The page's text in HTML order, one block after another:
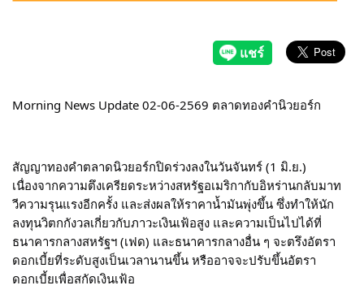
Morning News Update 02-06-2569 ตลาดทองคำนิวยอร์ก
สัญญาทองคำตลาดนิวยอร์กปิดร่วงลงในวันจันทร์ (1 มิ.ย.)
เนื่องจากความตึงเครียดระหว่างสหรัฐอเมริกากับอิหร่านกลับมาท
วีความรุนแรงอีกครั้ง และส่งผลให้ราคาน้ำมันพุ่งขึ้น ซึ่งทำให้นัก
ลงทุนวิตกกังวลเกี่ยวกับภาวะเงินเฟ้อสูง และความเป็นไปได้ที่
ธนาคารกลางสหรัฐฯ (เฟด) และธนาคารกลางอื่น ๆ จะตรึงอัตรา
ดอกเบี้ยที่ระดับสูงเป็นเวลานานขึ้น หรืออาจจะปรับขึ้นอัตรา
ดอกเบี้ยเพื่อสกัดเงินเฟ้อ